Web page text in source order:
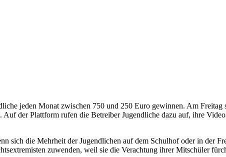
jeden Monat zwischen 750 und 250 Euro gewinnen. Am Freitag
der Plattform rufen die Betreiber Jugendliche dazu auf, ihre
sich die Mehrheit der Jugendlichen auf dem Schulhof oder in der
zuwenden, weil sie die Verachtung ihrer Mitschüler